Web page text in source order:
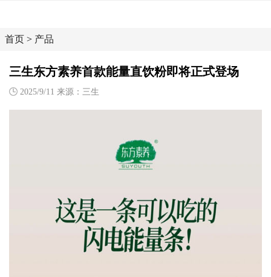
首页 > 产品
三生东方素养首款能量直饮粉即将正式登场
2025/9/11 来源：三生